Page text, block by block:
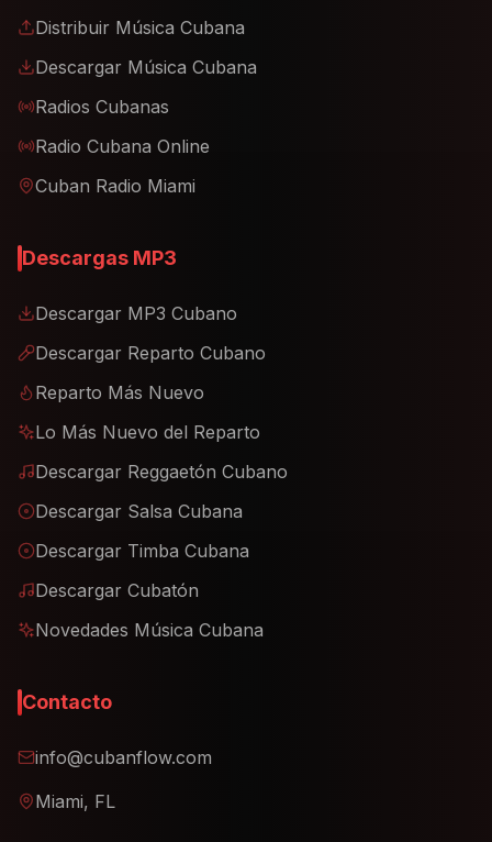
Distribuir Música Cubana
Descargar Música Cubana
Radios Cubanas
Radio Cubana Online
Cuban Radio Miami
Descargas MP3
Descargar MP3 Cubano
Descargar Reparto Cubano
Reparto Más Nuevo
Lo Más Nuevo del Reparto
Descargar Reggaetón Cubano
Descargar Salsa Cubana
Descargar Timba Cubana
Descargar Cubatón
Novedades Música Cubana
Contacto
info@cubanflow.com
Miami, FL